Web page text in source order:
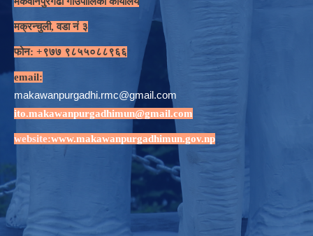
मक्रन्चुली, वडा नं ३
फोन: +९७७ ९८५५०८८९६६
email:
makawanpurgadhi.rmc@gmail.com
ito.makawanpurgadhimun@gmail.com
website:www.makawanpurgadhimun.gov.np